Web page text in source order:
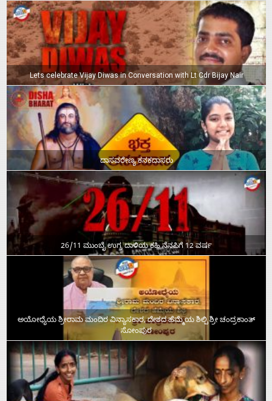
Lets celebrate Vijay Diwas in Conversation with Lt Cdr Bijay Nair
ದಾಸವರೇಣ್ಯ ಕನಕದಾಸರು
26/11 ಮುಂಬೈ ಉಗ್ರ ದಾಳಿಯ ಕಹಿ ನೆನಪಿಗೆ 12 ವರ್ಷ
ಅಯೋಧ್ಯೆಯ ಶ್ರೀರಾಮ ಮಂದಿರ ವಿನ್ಯಾಸಕಾರ, ದೇಶದ ಹೆಮ್ಮೆಯ ಶಿಲ್ಪಿ ಶ್ರೀ ಚಂದ್ರಕಾಂತ್‌
ಸೋಂಪುರ